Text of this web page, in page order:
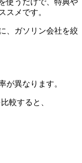
使うだけで、特典や
スメです。
、ガソリン会社を絞
が異なります。
較すると、